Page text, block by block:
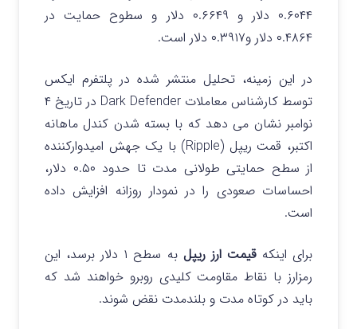
۰.۶۰۴۴ دلار و ۰.۶۶۴۹ دلار و سطوح حمایت در
۰.۴۸۶۴ دلار و۰.۳۹۱۷ دلار است.
در این زمینه، تحلیل منتشر شده در پلتفرم ایکس
توسط کارشناس معاملات Dark Defender در تاریخ ۴
نوامبر نشان می دهد که با بسته شدن کندل ماهانه
اکتبر، قمت ریپل (Ripple) با یک جهش امیدوارکننده
از سطح حمایتی طولانی مدت تا حدود ۰.۵۰ دلار،
احساسات صعودی را در نمودار روزانه افزایش داده
است.
برای اینکهقیمت ارز ریپل
به سطح ۱ دلار برسد، این
رمزارز با نقاط مقاومت کلیدی روبرو خواهند شد که
باید در کوتاه مدت و بلندمدت نقض شوند.